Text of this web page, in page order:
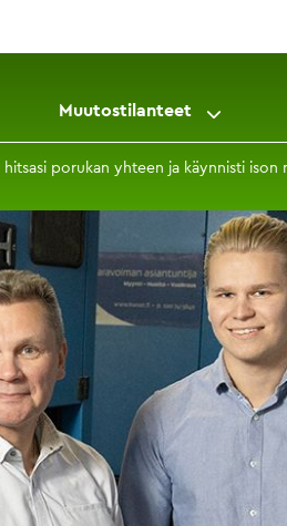
Muutostilanteet
porukan yhteen ja käynnisti ison